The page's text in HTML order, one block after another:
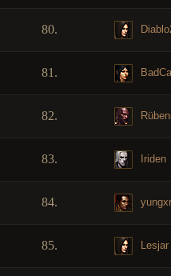
80.
81.
82.
83. Iriden
84.
85. Lesjar